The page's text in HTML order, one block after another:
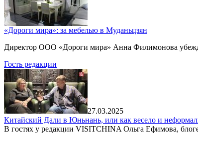
«Дороги мира»: за мебелью в Муданьцзян
Директор ООО «Дороги мира» Анна Филимонова
Гость редакции
27.03.2025
Китайский Дали в Юньнань, или как весело и
В гостях у редакции VISITCHINA Ольга Ефимова,